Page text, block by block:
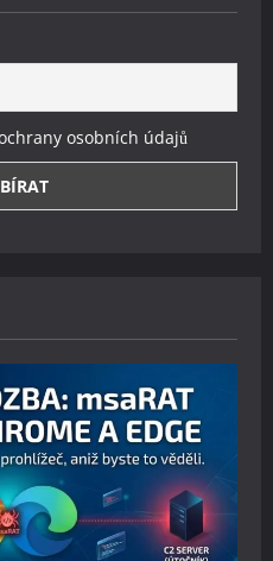
osobních údajů